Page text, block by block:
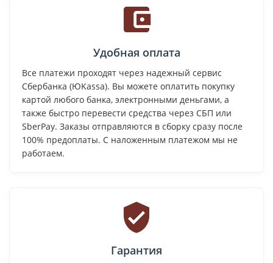
Удобная оплата
Все платежи проходят через надежный сервис
Сбербанка (ЮKassa). Вы можете оплатить покупку
картой любого банка, электронными деньгами, а
также быстро перевести средства через СБП или
SberPay. Заказы отправляются в сборку сразу после
100% предоплаты. С наложенным платежом мы не
работаем.
Гарантия